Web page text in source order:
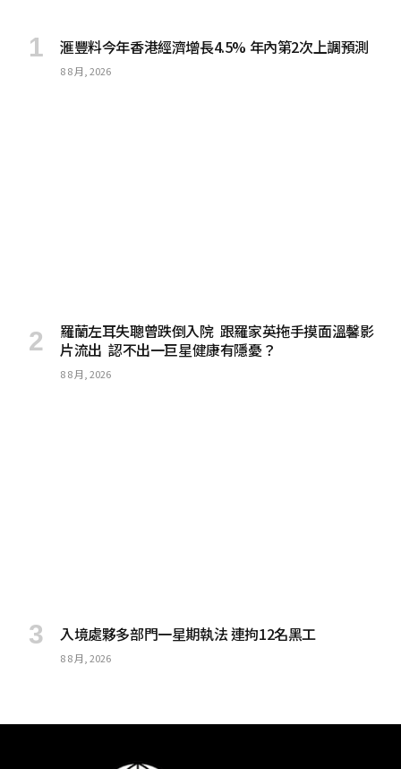
滙豐料今年香港經濟增長4.5% 年內第2次上調預測
8 8 月, 2026
羅蘭左耳失聰曾跌倒入院 跟羅家英拖手摸面溫馨影
片流出 認不出一巨星健康有隱憂？
8 8 月, 2026
入境處夥多部門一星期執法 連拘12名黑工
8 8 月, 2026